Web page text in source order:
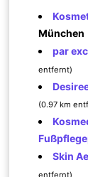
München
par
entfernt)
(0.97 km
Skin
entfernt)